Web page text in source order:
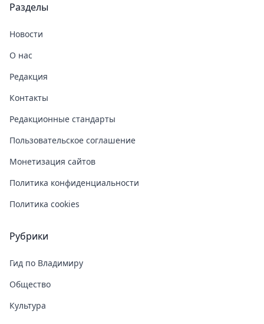
Разделы
Новости
О нас
Редакция
Контакты
Редакционные стандарты
Пользовательское соглашение
Монетизация сайтов
Политика конфиденциальности
Политика cookies
Рубрики
Гид по Владимиру
Общество
Культура